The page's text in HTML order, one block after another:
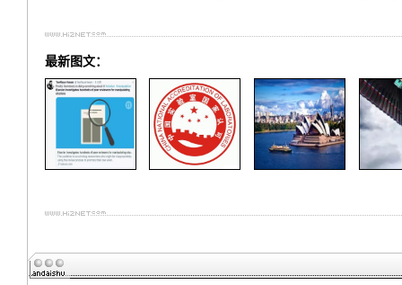
最新图文：